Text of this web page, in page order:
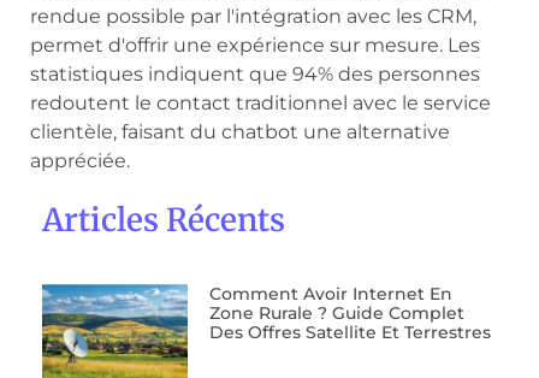
rendue possible par l'intégration avec les CRM,
permet d'offrir une expérience sur mesure. Les
statistiques indiquent que 94% des personnes
redoutent le contact traditionnel avec le service
clientèle, faisant du chatbot une alternative
appréciée.
Articles Récents
Comment Avoir Internet En
Zone Rurale ? Guide Complet
Des Offres Satellite Et Terrestres